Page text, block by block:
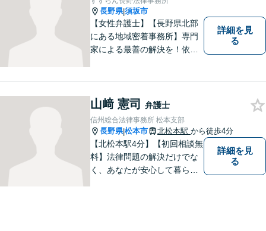
力で伴走します。【地域密着
型の法律事務所】
長野県|須坂市
【女性弁護士】【長野県北部
にある地域密着事務所】専門
家による最善の解決を！依頼
詳細を見
る
山﨑 憲司 弁護士
信州総合法律事務所 松本支部
長野県|松本市 北松本駅 から徒歩4分
【北松本駅4分】【初回相談無
料】法律問題の解決だけでな
く、あなたが安心して暮らせ
詳細を見
る